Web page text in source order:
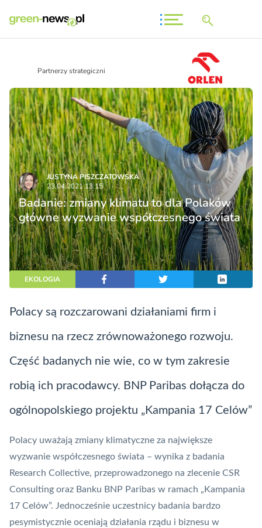
Partnerzy strategiczni
JUSTYNA PISZCZATOWSKA
23.04.2021 13:15
Badanie: zmiany klimatu to dla Polaków
główne wyzwanie współczesnego świata
EKOLOGIA
Polacy są rozczarowani działaniami firm i
biznesu na rzecz zrównoważonego rozwoju.
Część badanych nie wie, co w tym zakresie
robią ich pracodawcy. BNP Paribas dołącza do
ogólnopolskiego projektu „Kampania 17 Celów”
Polacy uważają zmiany klimatyczne za największe
wyzwanie współczesnego świata – wynika z badania
Research Collective, przeprowadzonego na zlecenie CSR
Consulting oraz Banku BNP Paribas w ramach „Kampania
17 Celów”. Jednocześnie uczestnicy badania bardzo
pesymistycznie oceniają działania rządu i biznesu w